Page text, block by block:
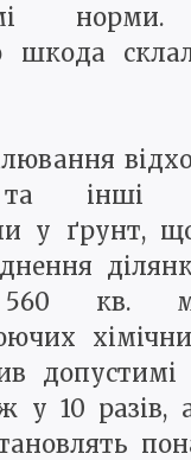
норми.
шкода
інші
у ґрунт,
кв.
допустимі
у 10 разів,